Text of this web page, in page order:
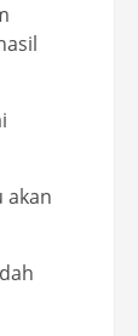
akan